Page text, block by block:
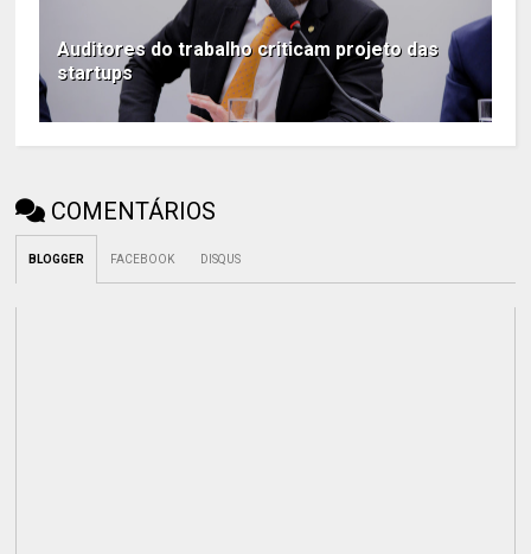
Auditores do trabalho criticam projeto das
startups
COMENTÁRIOS
BLOGGER FACEBOOK DISQUS